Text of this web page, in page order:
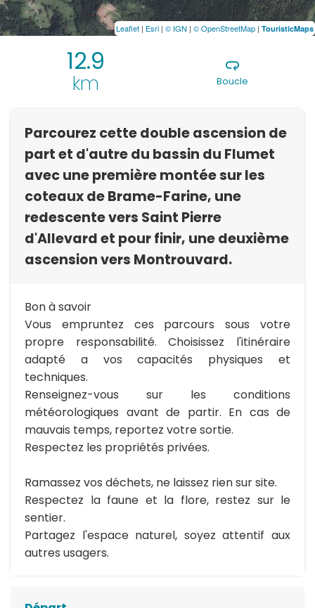
12.9
km Boucle
Parcourez cette double ascension de
part et d'autre du bassin du Flumet
avec une première montée sur les
coteaux de Brame-Farine, une
redescente vers Saint Pierre
d'Allevard et pour finir, une deuxième
ascension vers Montrouvard.
Bon à savoir
Vous empruntez ces parcours sous votre
propre responsabilité. Choisissez l'itinéraire
adapté a vos capacités physiques et
techniques.
Renseignez-vous sur les conditions
météorologiques avant de partir. En cas de
mauvais temps, reportez votre sortie.
Respectez les propriétés privées.
Ramassez vos déchets, ne laissez rien sur site.
Respectez la faune et la flore, restez sur le
sentier.
Partagez l'espace naturel, soyez attentif aux
autres usagers.
Leaflet | Esri | © IGN | © OpenStreetMap | TouristicMaps